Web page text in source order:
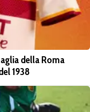
della Roma
1938